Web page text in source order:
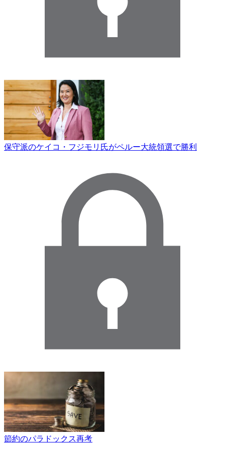
保守派のケイコ・フジモリ氏がペルー大統領選で勝利
節約のパラドックス再考